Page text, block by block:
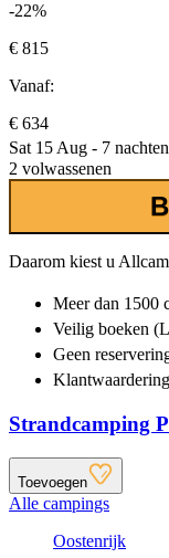
-22%
€ 815
Vanaf:
€ 634
Sat 15 Aug - 7
2 volwassenen
Daarom kiest u
Meer dan 1500
Veilig boeken
Geen
Strandcamping
Toevoegen
Alle campings
Oostenrijk